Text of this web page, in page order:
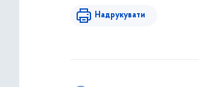
Надрукувати